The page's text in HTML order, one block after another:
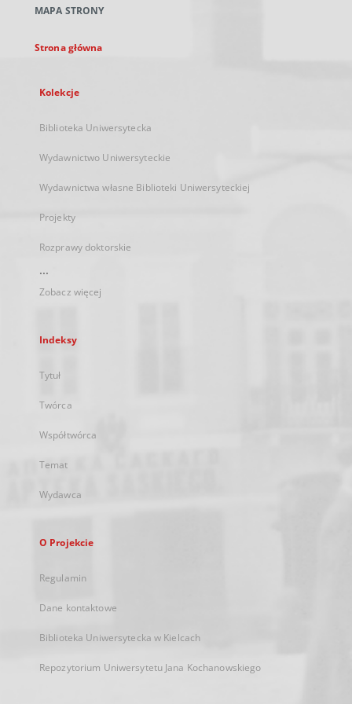
karcie
MAPA STRONY
Strona główna
Kolekcje
Biblioteka Uniwersytecka
Wydawnictwo Uniwersyteckie
Wydawnictwa własne Biblioteki Uniwersyteckiej
Projekty
Rozprawy doktorskie
...
Zobacz więcej
Indeksy
Tytuł
Twórca
Współtwórca
Temat
Wydawca
O Projekcie
Regulamin
Dane kontaktowe
Biblioteka Uniwersytecka w Kielcach
Repozytorium Uniwersytetu Jana Kochanowskiego